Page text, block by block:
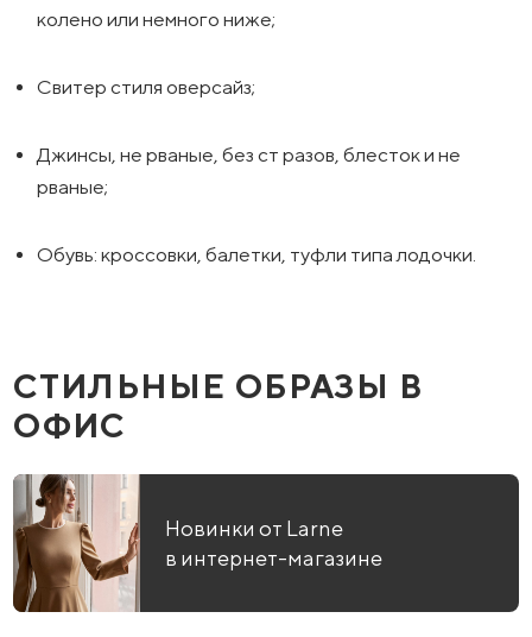
колено или немного ниже;
Свитер стиля оверсайз;
Джинсы, не рваные, без ст разов, блесток и не
рваные;
Обувь: кроссовки, балетки, туфли типа лодочки.
СТИЛЬНЫЕ ОБРАЗЫ В
ОФИС
Новинки от Larne
в интернет-магазине